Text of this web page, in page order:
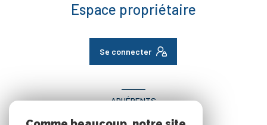
Espace propriétaire
Se connecter
ADHÉRENTS